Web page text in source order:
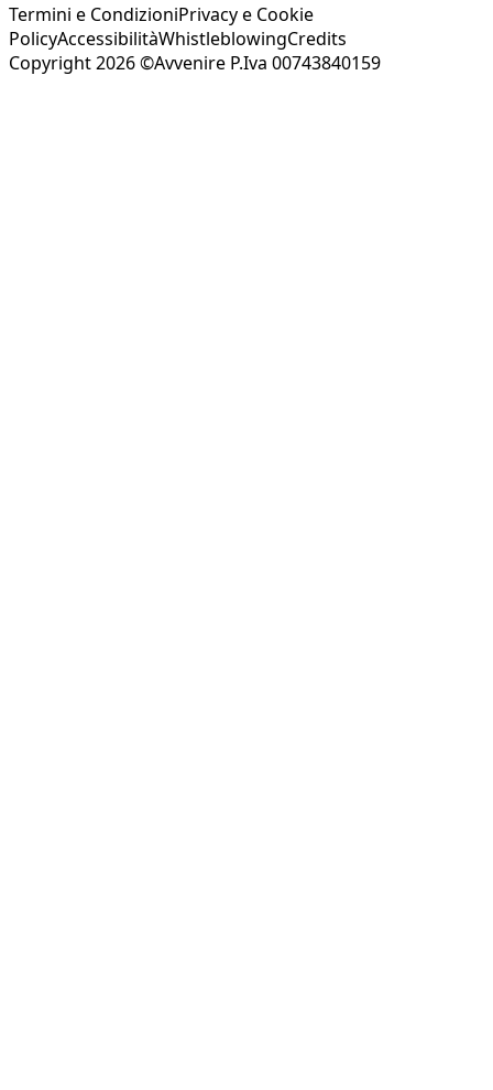
Termini e CondizioniPrivacy e Cookie
PolicyAccessibilitàWhistleblowingCredits
Copyright 2026 ©Avvenire P.Iva 00743840159